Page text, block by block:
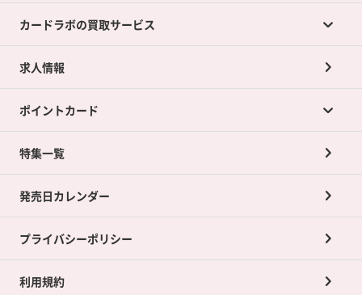
カードラボの買取サービス
カードラボの買取サービスTOP
店舗買取について
ネット買取について
買取承諾書について
求人情報
ポイントカード
ポイントカードTOP
ポイント交換景品
特集一覧
発売日カレンダー
プライバシーポリシー
利用規約